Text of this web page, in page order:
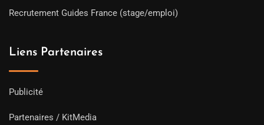
Recrutement Guides France (stage/emploi)
Liens Partenaires
Publicité
Partenaires / KitMedia